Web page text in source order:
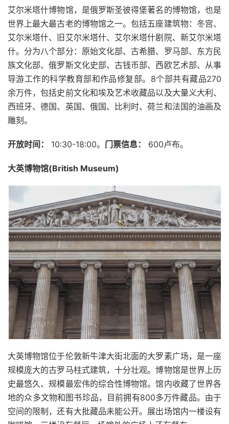
艾尔米塔什博物馆，是俄罗斯圣彼得堡著名的博物馆，也是
世界上最大最古老的博物馆之一。包括五座建筑物：冬宫、
艾尔米塔什、旧艾尔米塔什、艾尔米塔什剧院、新艾尔米塔
什。分为八个部分：原始文化部、古希腊、罗马部、东方民
族文化部、俄罗斯文化史部、古钱币部、西欧艺术部、从事
导游工作的科学教育部和作品修复部。8个部共有藏品270
余万件，包括史前文化和埃及艺术收藏品以及大量义大利、
西班牙、德国、英国、俄国、比利时、荷兰和法国的油画及
雕刻。
开放时间： 10:30-18:00。 门票信息： 600卢布。
大英博物馆(British Museum)
大英博物馆位于伦敦新牛津大街北面的大罗素广场，是一座
规模庞大的古罗马柱式建筑，十分壮观。博物馆是世界上历
史最悠久、规模最宏伟的综合性博物馆。馆内收藏了世界各
地的众多文物和图书珍品，目前拥有800多万件藏品。由于
空间的限制，还有大批藏品未能公开。展出场馆内一楼设有